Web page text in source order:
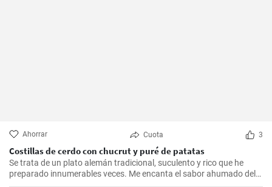
Ahorrar Cuota 3
Costillas de cerdo con chucrut y puré de patatas
Se trata de un plato alemán tradicional, suculento y rico que he
preparado innumerables veces. Me encanta el sabor ahumado del
Kassler combinado con el chucrut ácido y el cremoso puré de